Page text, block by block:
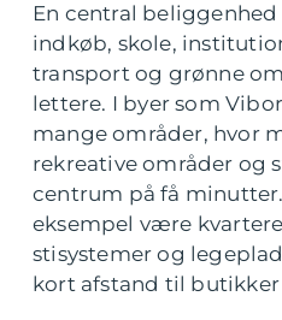
En central
indkøb, skole,
transport og grønne
lettere. I byer som
mange områder, hvor
rekreative områder og
centrum på få
eksempel være
stisystemer og
kort afstand til